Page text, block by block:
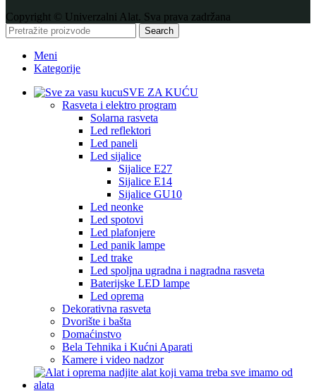
Copyright © Univerzalni Alat. Sva prava zadržana
Search
Meni
Kategorije
SVE ZA KUĆU
Rasveta i elektro program
Solarna rasveta
Led reflektori
Led paneli
Led sijalice
Sijalice E27
Sijalice E14
Sijalice GU10
Led neonke
Led spotovi
Led plafonjere
Led panik lampe
Led trake
Led spoljna ugradna i nagradna rasveta
Baterijske LED lampe
Led oprema
Dekorativna rasveta
Dvorište i bašta
Domaćinstvo
Bela Tehnika i Kućni Aparati
Kamere i video nadzor